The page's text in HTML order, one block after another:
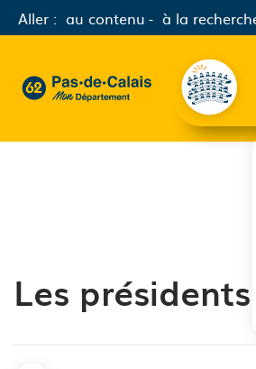
Aller : au contenu à la
62 - Pas-de-Calais Mon
Menu principal
Les